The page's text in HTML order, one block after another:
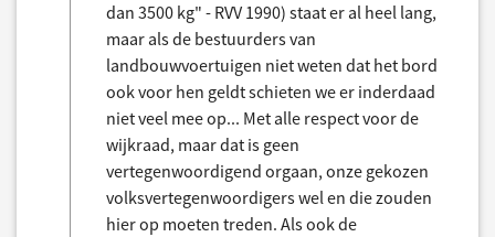
dan 3500 kg" - RVV 1990) staat er al heel lang,
maar als de bestuurders van
landbouwvoertuigen niet weten dat het bord
ook voor hen geldt schieten we er inderdaad
niet veel mee op... Met alle respect voor de
wijkraad, maar dat is geen
vertegenwoordigend orgaan, onze gekozen
volksvertegenwoordigers wel en die zouden
hier op moeten treden. Als ook de